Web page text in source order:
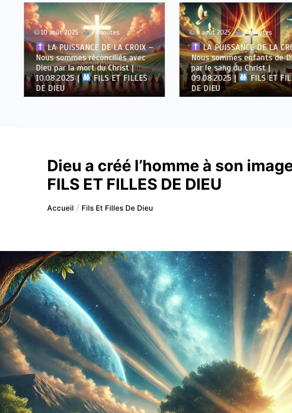
10 août 2025 7 minutes
LA PUISSANCE DE LA CROIX –
Nous sommes réconciliés avec
Dieu par la mort du Christ |
10.08.2025 |
FILS ET FILLES
DE DIEU
9 août 2025 7 minutes
LA PUISSANCE DE LA
Nous sommes enfants de
par le sang du Christ |
09.08.2025 |
FILS ET
DE DIEU
Dieu a créé l’homme à son
FILS ET FILLES DE DIEU
Accueil Fils Et Filles De Dieu